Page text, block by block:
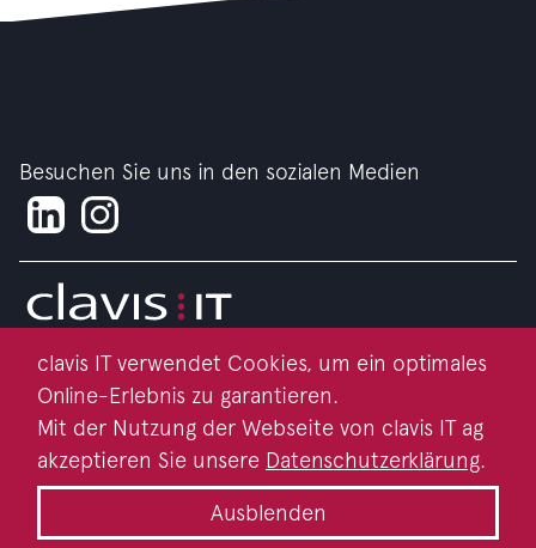
Besuchen Sie uns in den sozialen Medien
Impressum
Datenschutz
Kontakt
clavis IT verwendet Cookies, um ein optimales
Online-Erlebnis zu garantieren.
Mit der Nutzung der Webseite von clavis IT ag
akzeptieren Sie unsere Datenschutzerklärung.
Ausblenden